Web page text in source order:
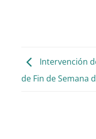
Intervención
de Fin de Semana